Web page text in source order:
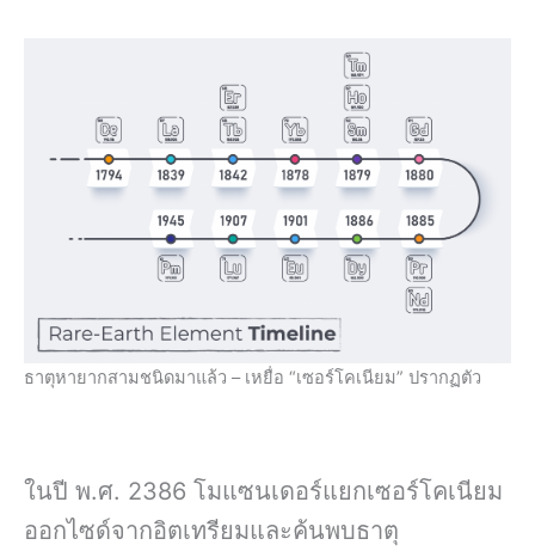
ธาตุหายากสามชนิดมาแล้ว – เหยื่อ “เซอร์โคเนียม” ปรากฏตัว
ในปี พ.ศ. 2386 โมแซนเดอร์แยกเซอร์โคเนียม
ออกไซด์จากอิตเทรียมและค้นพบธาตุ